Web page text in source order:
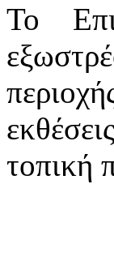
Το
τοπική